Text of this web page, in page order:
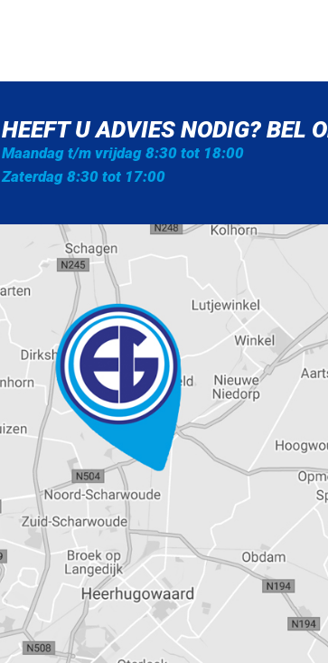
HEEFT U ADVIES NODIG? BEL
Maandag t/m vrijdag 8:30 tot 18:00
Zaterdag 8:30 tot 17:00